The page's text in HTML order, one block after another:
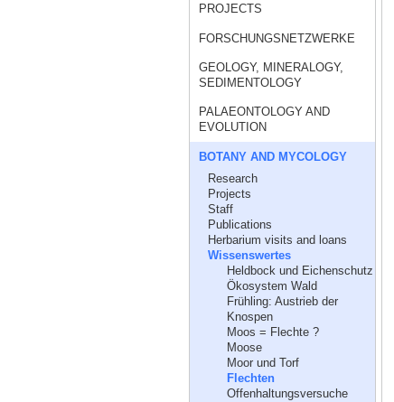
PROJECTS
FORSCHUNGSNETZWERKE
GEOLOGY, MINERALOGY,
SEDIMENTOLOGY
PALAEONTOLOGY AND
EVOLUTION
BOTANY AND MYCOLOGY
Research
Projects
Staff
Publications
Herbarium visits and loans
Wissenswertes
Heldbock und Eichenschutz
Ökosystem Wald
Frühling: Austrieb der
Knospen
Moos = Flechte ?
Moose
Moor und Torf
Flechten
Offenhaltungsversuche